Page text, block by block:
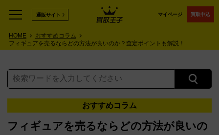
マイページ 買取申込
通販サイト
HOME
おすすめコラム
フィギュアを売るならどの方法が良いのか？査定ポイントも解説！
おすすめコラム
フィギュアを売るならどの方法が良いの